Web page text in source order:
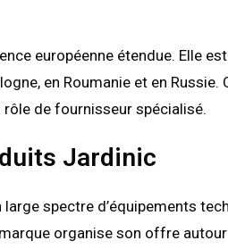
européenne étendue. Elle
en Roumanie et en
de fournisseur spécialisé.
Jardinic
spectre d’équipements
organise son offre